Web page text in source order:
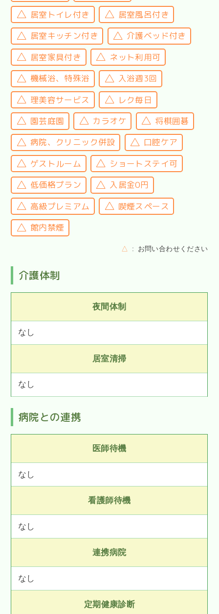
居室トイレ付き
居室風呂付き
居室キッチン付き
介護ベッド付き
居室家具付き
ネット利用可
機械浴、特殊浴
入浴週3回
理美容サービス
レク毎日
園芸庭園
カラオケ
将棋囲碁
病院、クリニック併設
口腔ケア
ゲストルーム
ショートステイ可
低価格プラン
入居金0円
高級プレミアム
喫煙スペース
館内禁煙
△ お問い合わせください
介護体制
夜間体制
なし
居室清掃
なし
病院との連携
医師待機
なし
看護師待機
なし
連携病院
なし
定期健康診断